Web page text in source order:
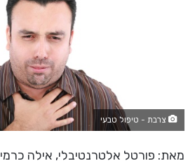
צרבת - טיפול טבעי
מאת: פורטל אלטרנטיבלי, אילה כרמי